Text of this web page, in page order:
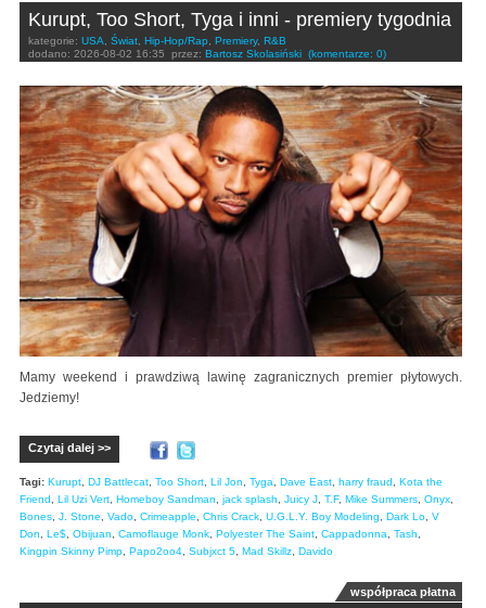
Kurupt, Too Short, Tyga i inni - premiery tygodnia
kategorie: USA Świat Hip-Hop/Rap Premiery, R&B
dodano: 2026-08-02 16:35 przez: Bartosz Skolasiński (komentarze: 0)
Mamy weekend i prawdziwą lawinę zagranicznych premier płytowych.
Jedziemy!
Czytaj dalej >>
Tagi: Kurupt, DJ Battlecat, Too Short, Lil Jon, Tyga, Dave East, harry fraud, Kota the
Friend, Lil Uzi Vert, Homeboy Sandman, jack splash, Juicy J, T.F, Mike Summers, Onyx,
Bones, J. Stone, Vado, Crimeapple, Chris Crack, U.G.L.Y. Boy Modeling, Dark Lo, V
Don, Le$, Obijuan, Camoflauge Monk, Polyester The Saint, Cappadonna, Tash,
Kingpin Skinny Pimp, Papo2oo4, Subjxct 5, Mad Skillz, Davido
współpraca płatna